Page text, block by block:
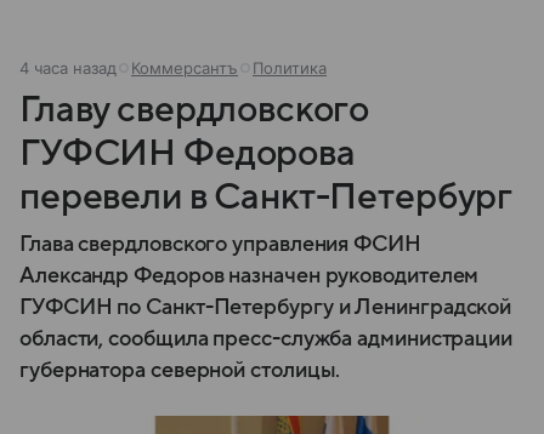
4 часа назад Коммерсантъ Политика
Главу свердловского
ГУФСИН Федорова
перевели в Санкт-Петербург
Глава свердловского управления ФСИН
Александр Федоров назначен руководителем
ГУФСИН по Санкт-Петербургу и Ленинградской
области, сообщила пресс-служба администрации
губернатора северной столицы.